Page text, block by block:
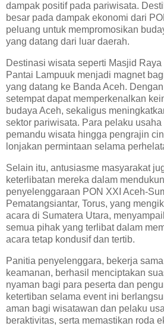
dampak positif pada pariwisata.
besar pada dampak ekonomi dari
peluang untuk mempromosikan
yang datang dari luar daerah.
Destinasi wisata seperti Masjid
Pantai Lampuuk menjadi magnet
yang datang ke Banda Aceh.
setempat dapat memperkenalkan
budaya Aceh, sekaligus
sektor pariwisata. Para pelaku
pemandu wisata hingga pengrajin
lonjakan permintaan selama
Selain itu, antusiasme masyarakat
keterlibatan mereka dalam
penyelenggaraan PON XXI Aceh-
Pematangsiantar, Torus, yang
acara di Sumatera Utara,
semua pihak yang terlibat dalam
acara tetap kondusif dan tertib.
Panitia penyelenggara, bekerja
keamanan, berhasil menciptakan
nyaman bagi para peserta dan
ketertiban selama event ini
aman bagi wisatawan dan pelaku
beraktivitas, serta memastikan roda